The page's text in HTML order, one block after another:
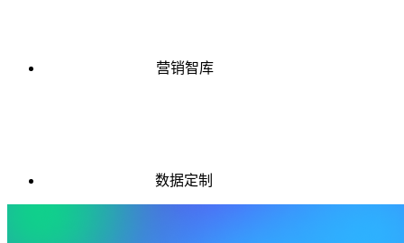
营销智库
数据定制